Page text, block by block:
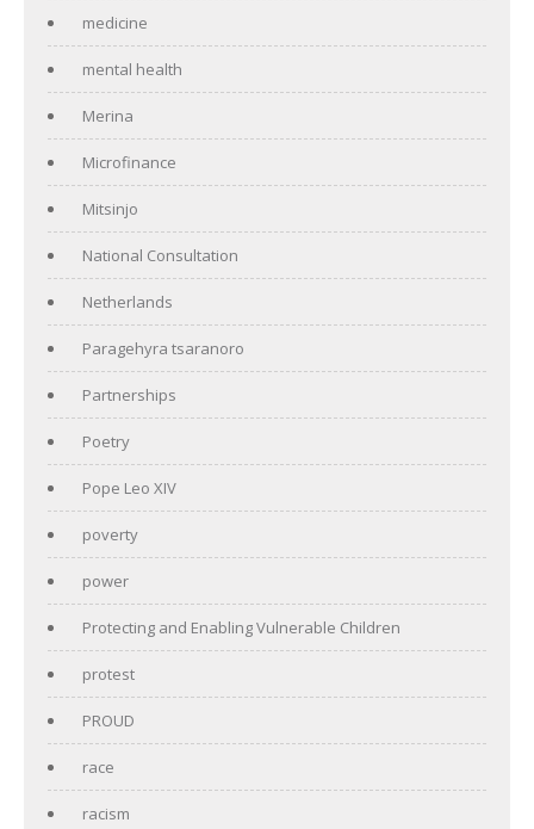
medicine
mental health
Merina
Microfinance
Mitsinjo
National Consultation
Netherlands
Paragehyra tsaranoro
Partnerships
Poetry
Pope Leo XIV
poverty
power
Protecting and Enabling Vulnerable Children
protest
PROUD
race
racism